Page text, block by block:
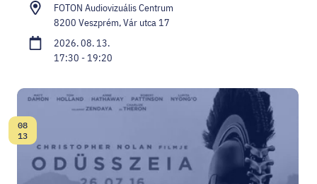
FOTON Audiovizuális Centrum
8200 Veszprém, Vár utca 17
2026. 08. 13.
17:30 - 19:20
Dátum:
08
13